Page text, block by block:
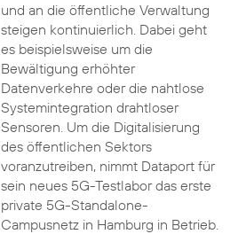
und an die öffentliche Verwaltung
steigen kontinuierlich. Dabei geht
es beispielsweise um die
Bewältigung erhöhter
Datenverkehre oder die nahtlose
Systemintegration drahtloser
Sensoren. Um die Digitalisierung
des öffentlichen Sektors
voranzutreiben, nimmt Dataport für
sein neues 5G-Testlabor das erste
private 5G-Standalone-
Campusnetz in Hamburg in Betrieb.